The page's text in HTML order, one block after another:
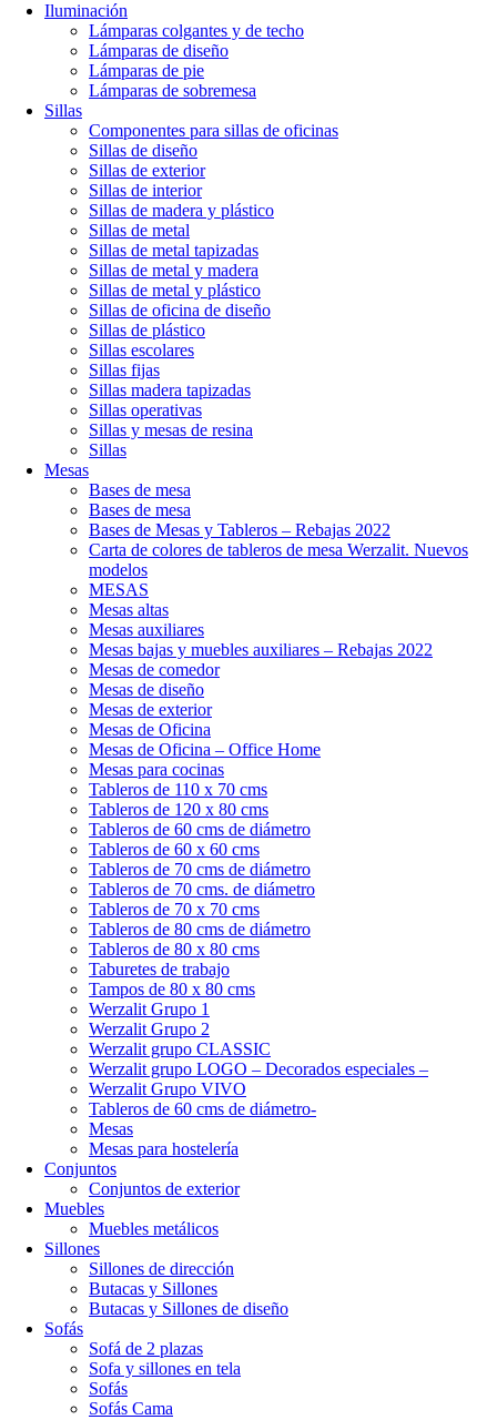
Iluminación
Lámparas colgantes y de techo
Lámparas de diseño
Lámparas de pie
Lámparas de sobremesa
Sillas
Componentes para sillas de oficinas
Sillas de diseño
Sillas de exterior
Sillas de interior
Sillas de madera y plástico
Sillas de metal
Sillas de metal tapizadas
Sillas de metal y madera
Sillas de metal y plástico
Sillas de oficina de diseño
Sillas de plástico
Sillas escolares
Sillas fijas
Sillas madera tapizadas
Sillas operativas
Sillas y mesas de resina
Sillas
Mesas
Bases de mesa
Bases de mesa
Bases de Mesas y Tableros – Rebajas 2022
Carta de colores de tableros de mesa Werzalit. Nuevos
modelos
MESAS
Mesas altas
Mesas auxiliares
Mesas bajas y muebles auxiliares – Rebajas 2022
Mesas de comedor
Mesas de diseño
Mesas de exterior
Mesas de Oficina
Mesas de Oficina – Office Home
Mesas para cocinas
Tableros de 110 x 70 cms
Tableros de 120 x 80 cms
Tableros de 60 cms de diámetro
Tableros de 60 x 60 cms
Tableros de 70 cms de diámetro
Tableros de 70 cms. de diámetro
Tableros de 70 x 70 cms
Tableros de 80 cms de diámetro
Tableros de 80 x 80 cms
Taburetes de trabajo
Tampos de 80 x 80 cms
Werzalit Grupo 1
Werzalit Grupo 2
Werzalit grupo CLASSIC
Werzalit grupo LOGO – Decorados especiales –
Werzalit Grupo VIVO
Tableros de 60 cms de diámetro-
Mesas
Mesas para hostelería
Conjuntos
Conjuntos de exterior
Muebles
Muebles metálicos
Sillones
Sillones de dirección
Butacas y Sillones
Butacas y Sillones de diseño
Sofás
Sofá de 2 plazas
Sofa y sillones en tela
Sofás
Sofás Cama